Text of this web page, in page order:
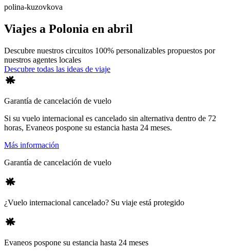
polina-kuzovkova
Viajes a Polonia en abril
Descubre nuestros circuitos 100% personalizables propuestos por
nuestros agentes locales
Descubre todas las ideas de viaje
Garantía de cancelación de vuelo
Si su vuelo internacional es cancelado sin alternativa dentro de 72
horas, Evaneos pospone su estancia hasta 24 meses.
Más información
Garantía de cancelación de vuelo
¿Vuelo internacional cancelado? Su viaje está protegido
Evaneos pospone su estancia hasta 24 meses